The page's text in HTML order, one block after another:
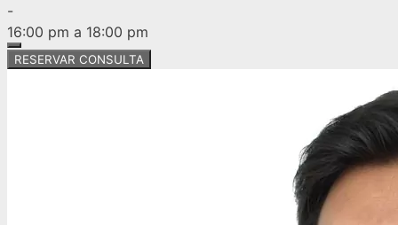
-
16:00 pm a 18:00 pm
RESERVAR CONSULTA